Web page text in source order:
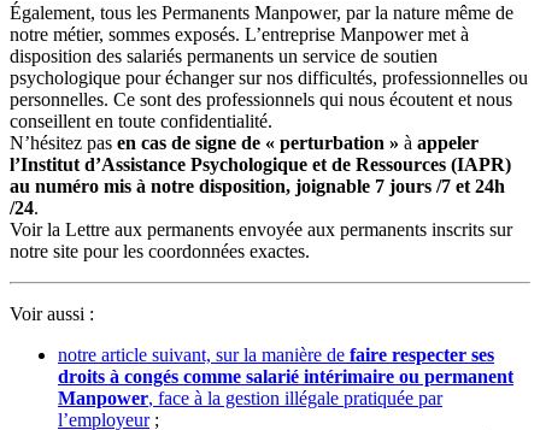
Également, tous les Permanents Manpower, par la nature même de
notre métier, sommes exposés. L’entreprise Manpower met à
disposition des salariés permanents un service de soutien
psychologique pour échanger sur nos difficultés, professionnelles ou
personnelles. Ce sont des professionnels qui nous écoutent et nous
conseillent en toute confidentialité.
N’hésitez pas en cas de signe de « perturbation » à appeler
l’Institut d’Assistance Psychologique et de Ressources (IAPR)
au numéro mis à notre disposition, joignable 7 jours /7 et 24h
/24.
Voir la Lettre aux permanents envoyée aux permanents inscrits sur
notre site pour les coordonnées exactes.
Voir aussi :
notre article suivant, sur la manière de faire respecter ses
droits à congés comme salarié intérimaire ou permanent
Manpower, face à la gestion illégale pratiquée par
l’employeur;